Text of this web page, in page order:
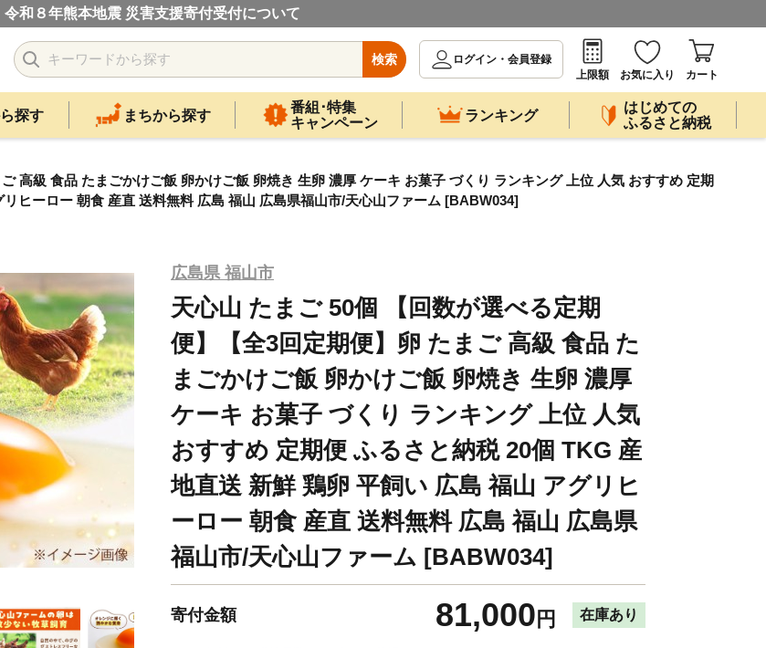
令和８年熊本地震 災害支援寄付受付について
検索
ログイン・会員登録
上限額
お気に入り カート
探す まちから探す
番組･特集
キャンペーン
ランキング
はじめての
ふるさと納税
高級 食品 たまごかけご飯 卵かけご飯 卵焼き 生卵 濃厚 ケーキ お菓子 づくり ランキング 上位 人気 おすすめ 定期
ヒーロー 朝食 産直 送料無料 広島 福山 広島県福山市/天心山ファーム [BABW034]
広島県 福山市
天心山 たまご 50個 【回数が選べる定期
便】【全3回定期便】卵 たまご 高級 食品 た
まごかけご飯 卵かけご飯 卵焼き 生卵 濃厚
ケーキ お菓子 づくり ランキング 上位 人気
おすすめ 定期便 ふるさと納税 20個 TKG 産
地直送 新鮮 鶏卵 平飼い 広島 福山 アグリヒ
ーロー 朝食 産直 送料無料 広島 福山 広島県
福山市/天心山ファーム [BABW034]
寄付金額 81,000 円 在庫あり